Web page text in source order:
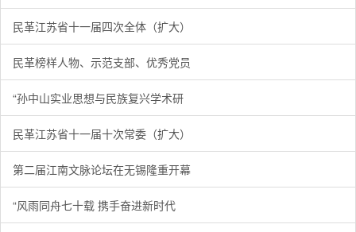
民革江苏省十一届四次全体（扩大）
民革榜样人物、示范支部、优秀党员
“孙中山实业思想与民族复兴学术研
民革江苏省十一届十次常委（扩大）
第二届江南文脉论坛在无锡隆重开幕
“风雨同舟七十载 携手奋进新时代